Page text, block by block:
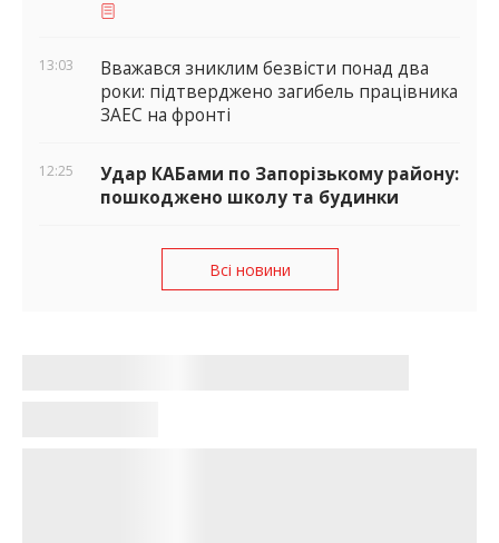
13:03
Вважався зниклим безвісти понад два
роки: підтверджено загибель працівника
ЗАЕС на фронті
12:25
Удар КАБами по Запорізькому району:
пошкоджено школу та будинки
Всі новини